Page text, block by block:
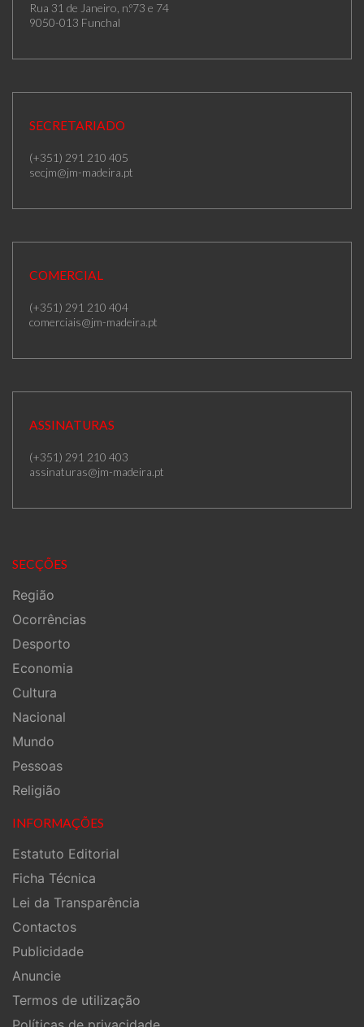
Rua 31 de Janeiro, n.º73 e 74
9050-013 Funchal
SECRETARIADO
(+351) 291 210 405
secjm@jm-madeira.pt
COMERCIAL
(+351) 291 210 404
comerciais@jm-madeira.pt
ASSINATURAS
(+351) 291 210 403
assinaturas@jm-madeira.pt
SECÇÕES
Região
Ocorrências
Desporto
Economia
Cultura
Nacional
Mundo
Pessoas
Religião
INFORMAÇÕES
Estatuto Editorial
Ficha Técnica
Lei da Transparência
Contactos
Publicidade
Anuncie
Termos de utilização